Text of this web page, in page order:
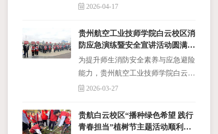
14日上午，贵州航空工业技师学院白
学期学生表彰大会。
2026-04-17
贵州航空工业技师学院白云校区消
防应急演练暨安全宣讲活动圆满完
成
为提升师生消防安全素养与应急避险
能力，贵州航空工业技师学院白云校
区于 2026年3月26日下午 15:00 开展
2026-03-27
贵航白云校区“播种绿色希望 践行
青春担当”植树节主题活动顺利开